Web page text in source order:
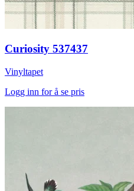
Curiosity 537437
Vinyltapet
Logg inn for å se pris